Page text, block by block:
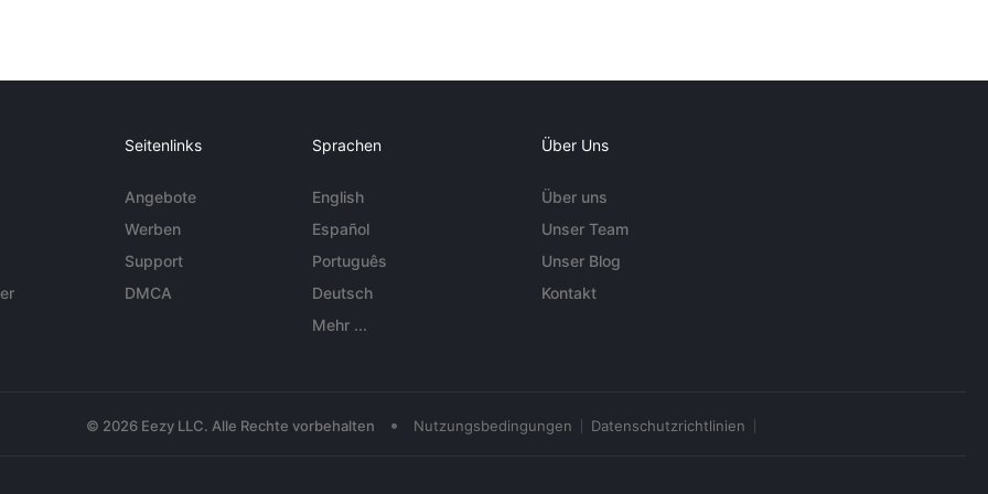
Seitenlinks
Angebote
Werben
Support
DMCA
Sprachen
English
Español
Português
Deutsch
Mehr ...
Über Uns
Über uns
Unser Team
Unser Blog
Kontakt
© 2026 Eezy LLC. Alle Rechte vorbehalten • Nutzungsbedingungen Datenschutzrichtlinien